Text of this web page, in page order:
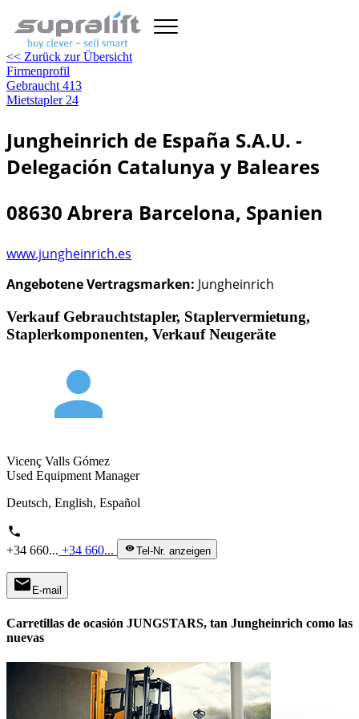
<< Zurück zur Übersicht
Firmenprofil
Gebraucht 413
Mietstapler24
Jungheinrich de España S.A.U. -
Delegación Catalunya y Baleares
08630 Abrera Barcelona, Spanien
www.jungheinrich.es
Angebotene Vertragsmarken: Jungheinrich
Verkauf Gebrauchtstapler, Staplervermietung,
Staplerkomponenten, Verkauf Neugeräte
person
Vicenç Valls Gómez
Used Equipment Manager
Deutsch, English, Español
phone
+34 660... +34 660... visibilityTel-Nr. anzeigen
mail E-mail
Carretillas de ocasión JUNGSTARS, tan Jungheinrich como las
nuevas